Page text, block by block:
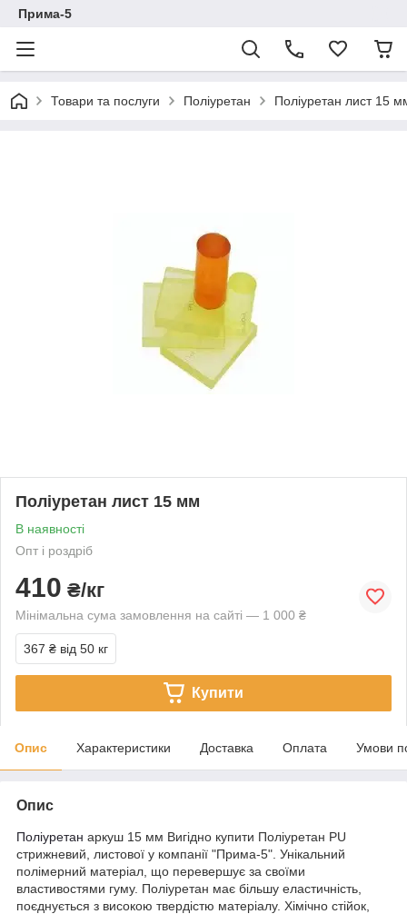
Прима-5
Товари та послуги Поліуретан Поліуретан лист 15
Поліуретан лист 15 мм
В наявності
Опт і роздріб
410 ₴/кг
Мінімальна сума замовлення на сайті — 1 000 ₴
367 ₴ від 50 кг
Купити
Опис Характеристики Доставка Оплата Умови
Опис
Поліуретан аркуш 15 мм Вигідно купити Поліуретан PU
стрижневий, листової у компанії "Прима-5". Унікальний
полімерний матеріал, що перевершує за своїми
властивостями гуму. Поліуретан має більшу еластичність,
поєднується з високою твердістю матеріалу. Хімічно стійок,